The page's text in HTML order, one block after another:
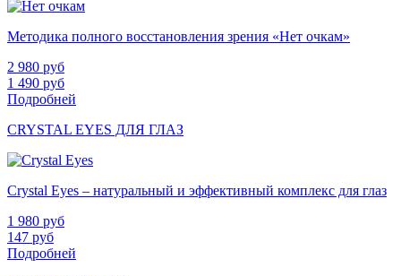
Методика полного восстановления зрения «Нет очкам»
2 980 руб
1 490 руб
Подробней
CRYSTAL EYES ДЛЯ ГЛАЗ
Crystal Eyes – натуральный и эффективный комплекс для глаз
1 980 руб
147 руб
Подробней